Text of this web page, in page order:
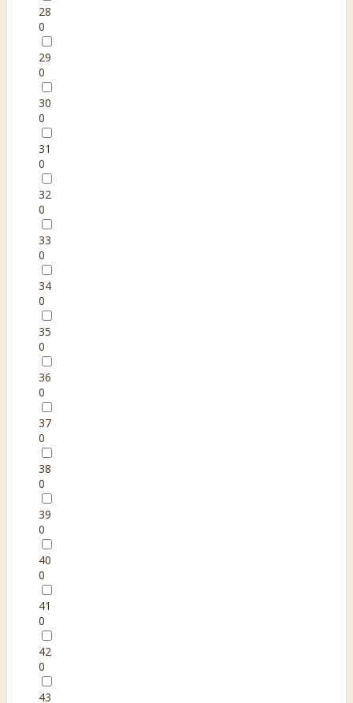
28
0
29
0
30
0
31
0
32
0
33
0
34
0
35
0
36
0
37
0
38
0
39
0
40
0
41
0
42
0
43